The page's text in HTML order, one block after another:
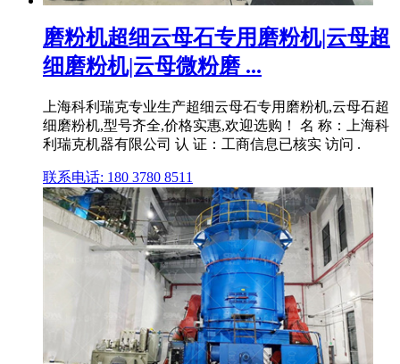
磨粉机超细云母石专用磨粉机|云母超
细磨粉机|云母微粉磨 ...
上海科利瑞克专业生产超细云母石专用磨粉机,云母石超
细磨粉机,型号齐全,价格实惠,欢迎选购！ 名 称：上海科
利瑞克机器有限公司 认 证：工商信息已核实 访问 .
联系电话: 180 3780 8511